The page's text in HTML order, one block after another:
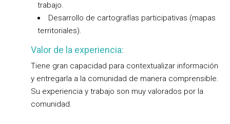
trabajo.
Desarrollo de cartografías participativas (mapas
territoriales).
Valor de la experiencia:
Tiene gran capacidad para contextualizar información
y entregarla a la comunidad de manera comprensible.
Su experiencia y trabajo son muy valorados por la
comunidad.